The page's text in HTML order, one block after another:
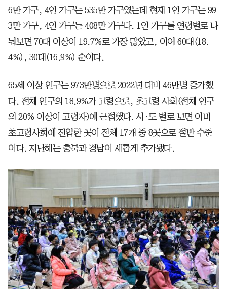
6만 가구, 4인 가구는 535만 가구였는데 현재 1인 가구는 99
3만 가구, 4인 가구는 408만 가구다. 1인 가구를 연령별로 나
눠보면 70대 이상이 19.7%로 가장 많았고, 이어 60대(18.
4%), 30대(16.9%) 순이다.
65세 이상 인구는 973만명으로 2022년 대비 46만명 증가했
다. 전체 인구의 18.9%가 고령으로, 초고령 사회(전체 인구
의 20% 이상이 고령자)에 근접했다. 시·도 별로 보면 이미
초고령사회에 진입한 곳이 전체 17개 중 8곳으로 절반 수준
이다. 지난해는 충북과 경남이 새롭게 추가됐다.